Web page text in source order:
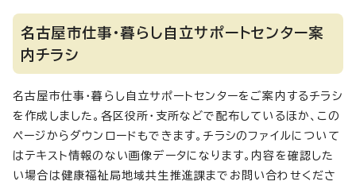
名古屋市仕事・暮らし自立サポートセンター案
内チラシ
名古屋市仕事・暮らし自立サポートセンターをご案内するチラシ
を作成しました。各区役所・支所などで配布しているほか、この
ページからダウンロードもできます。チラシのファイルについて
はテキスト情報のない画像データになります。内容を確認した
い場合は健康福祉局地域共生推進課までお問い合わせくださ